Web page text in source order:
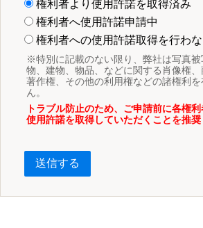
権利者より使用許諾を取得済み
権利者へ使用許諾申請中
権利者への使用許諾取得を行わ
※特別に記載のない限り、弊社は写真被
物、建物、物品、などに関する肖像権、
著作権、その他の利用権などの諸権利
ん。
トラブル防止のため、ご申請前に各権
使用許諾を取得していただくことを推奨
送信する